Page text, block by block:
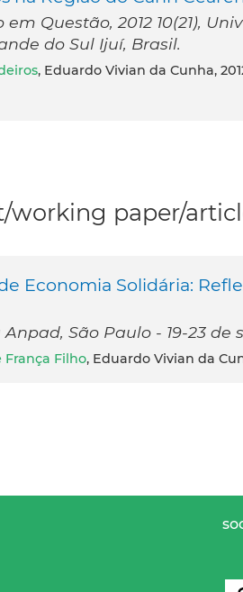
Questão, 2012 10(21),
do Sul Ijuí, Brasil.
, Eduardo Vivian da Cunha,
working paper/
Economia Solidária:
São Paulo - 19-23 de
França Filho, Eduardo Vivian da